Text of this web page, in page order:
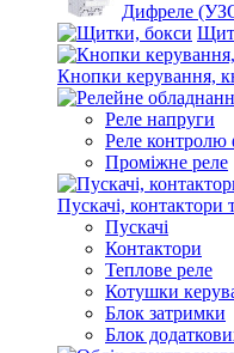
Дифреле
Кнопки керування,
Реле напруги
Реле контролю
Проміжне реле
Пускачі, контактори
Пускачі
Контактори
Теплове реле
Котушки
Блок затримки
Блок